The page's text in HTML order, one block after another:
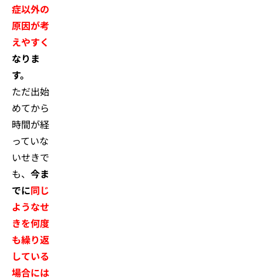
症以外の
原因が考
えやすく
なりま
す。
ただ出始
めてから
時間が経
っていな
いせきで
も、 今ま
でに同じ
ようなせ
きを何度
も繰り返
している
場合には